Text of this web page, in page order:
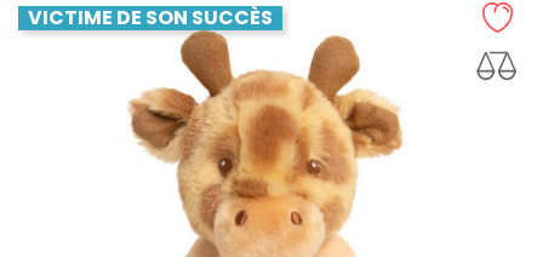
VICTIME DE SON SUCCÈS